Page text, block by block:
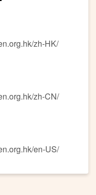
zh-HK/
zh-CN/
en-US/